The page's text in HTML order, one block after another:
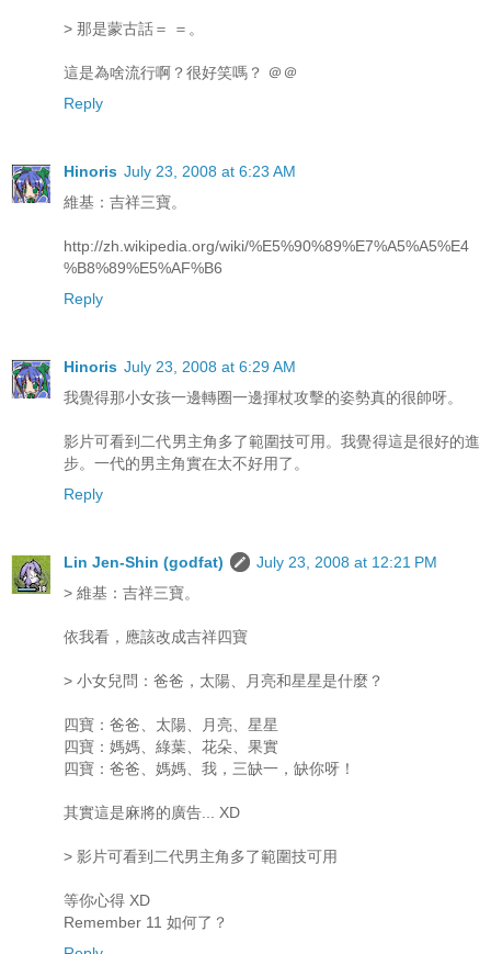
> 那是蒙古話＝ ＝。
這是為啥流行啊？很好笑嗎？ ＠＠
Reply
Hinoris July 23, 2008 at 6:23 AM
維基：吉祥三寶。
http://zh.wikipedia.org/wiki/%E5%90%89%E7%A5%A5%E4
%B8%89%E5%AF%B6
Reply
Hinoris July 23, 2008 at 6:29 AM
我覺得那小女孩一邊轉圈一邊揮杖攻擊的姿勢真的很帥呀。
影片可看到二代男主角多了範圍技可用。我覺得這是很好的進
步。一代的男主角實在太不好用了。
Reply
Lin Jen-Shin (godfat)
July 23, 2008 at 12:21 PM
> 維基：吉祥三寶。
依我看，應該改成吉祥四寶
> 小女兒問：爸爸，太陽、月亮和星星是什麼？
四寶：爸爸、太陽、月亮、星星
四寶：媽媽、綠葉、花朵、果實
四寶：爸爸、媽媽、我，三缺一，缺你呀！
其實這是麻將的廣告... XD
> 影片可看到二代男主角多了範圍技可用
等你心得 XD
Remember 11 如何了？